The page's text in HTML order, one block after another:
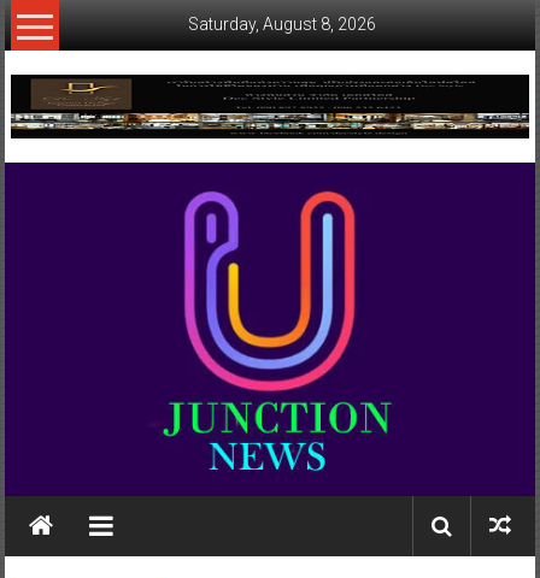
Skip
to
Saturday, August 8, 2026
www.ujunctionnews.com
เว็บ
ข่าว